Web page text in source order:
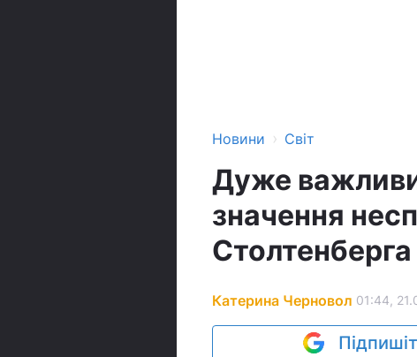
Новини › Світ
Дуже
значення
Столтенберга
Катерина Черновол 01:44,